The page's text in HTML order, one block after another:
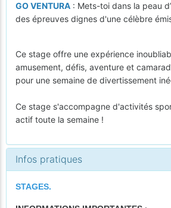
GO VENTURA : Mets-toi dans la peau
des épreuves dignes d'une célèbre
Ce stage offre une expérience
amusement, défis, aventure et
pour une semaine de divertissement
Ce stage s'accompagne d'activités
actif toute la semaine !
Infos pratiques
STAGES.